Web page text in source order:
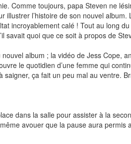
Comme toujours, papa Steven ne
l’histoire de son nouvel
incroyablement calé ! Tout au long
savait quoi que ce soit à propos de
album ; la vidéo de Jess Cope,
le quotidien d’une femme qui
saigner, ça fait un peu mal au ventre.
dans la salle pour assister à la
avouer que la pause aura permis